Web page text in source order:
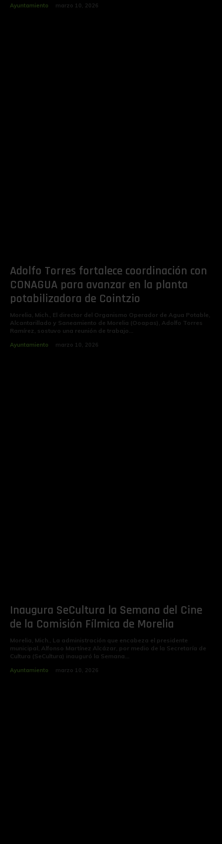
Ayuntamiento marzo 10, 2026
Adolfo Torres fortalece coordinación con
CONAGUA para avanzar en la planta
potabilizadora de Cointzio
Morelia, Mich., El director del Organismo Operador de Agua Potable,
Alcantarillado y Saneamiento de Morelia (Ooapas), Adolfo Torres
Ramírez, sostuvo una reunión de trabajo...
Ayuntamiento marzo 10, 2026
Inaugura SeCultura la Semana del Cine
de la Comisión Fílmica de Morelia
Morelia, Mich., La administración que encabeza el presidente
municipal, Alfonso Martínez Alcázar, por medio de la Secretaría de
Cultura (SeCultura) inauguró la Semana...
Ayuntamiento marzo 10, 2026